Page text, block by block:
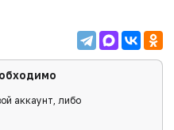
аккаунт, либо